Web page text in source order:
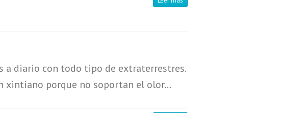
a diario con todo tipo de extraterrestres.
xintiano porque no soportan el olor…